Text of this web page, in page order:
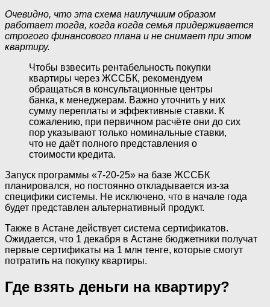
Очевидно, что эта схема наилучшим образом
работает тогда, когда когда семья придерживается
строгого финансового плана и не снимает при этом
квартиру.
Чтобы взвесить рентабельность покупки
квартиры через ЖССБК, рекомендуем
обращаться в консультационные центры
банка, к менеджерам. Важно уточнить у них
сумму переплаты и эффективные ставки. К
сожалению, при первичном расчёте они до сих
пор указывают только номинальные ставки,
что не даёт полного представления о
стоимости кредита.
Запуск программы «7-20-25» на базе ЖССБК
планировался, но постоянно откладывается из-за
специфики системы. Не исключено, что в начале года
будет представлен альтернативный продукт.
Также в Астане действует система сертификатов.
Ожидается, что 1 декабря в Астане бюджетники получат
первые сертификаты на 1 млн тенге, которые смогут
потратить на покупку квартиры.
Где взять деньги на квартиру?